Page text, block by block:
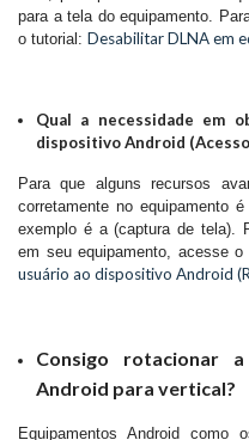
para a tela do equipamento.
o tutorial: Desabilitar DLNA em
Qual a necessidade em
dispositivo Android
Para que alguns recursos
corretamente no equipamento
exemplo é a (captura de tela).
em seu equipamento, acesse o
usuário ao dispositivo Android
Consigo rotacionar
Android para vertical?
Equipamentos Android como